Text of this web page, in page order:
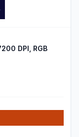
DPI, RGB